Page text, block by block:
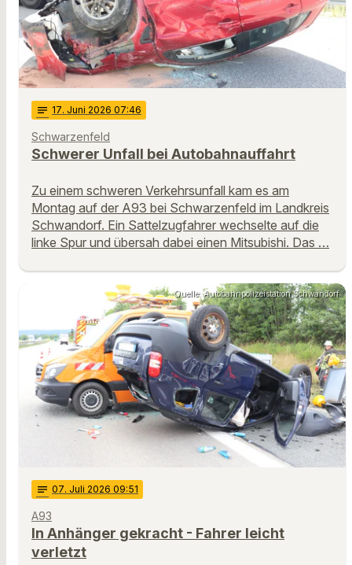
notes 17. Juni 2026 07:46
Schwarzenfeld
Schwerer Unfall bei Autobahnauffahrt
Zu einem schweren Verkehrsunfall kam es am
Montag auf der A93 bei Schwarzenfeld im Landkreis
Schwandorf. Ein Sattelzugfahrer wechselte auf die
linke Spur und übersah dabei einen Mitsubishi. Das …
Quelle: Autobahnpolizeistation Schwandorf
notes 07. Juli 2026 09:51
A93
In Anhänger gekracht - Fahrer leicht
verletzt